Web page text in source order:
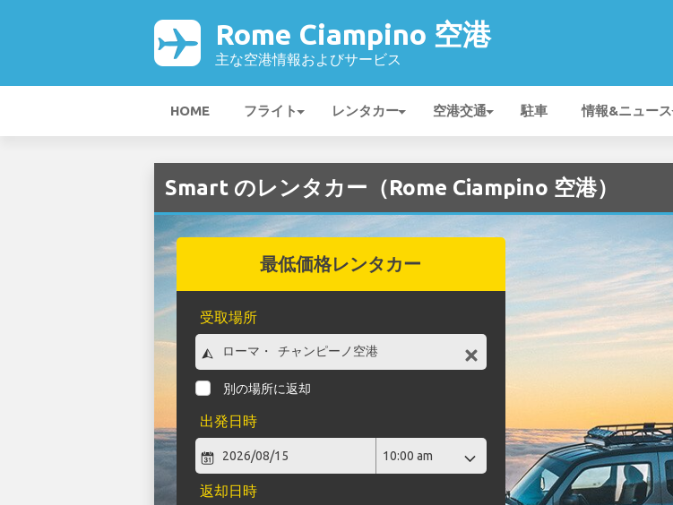
Rome Ciampino 空港
主な空港情報およびサービス
HOME フライト レンタカー 空港交通 駐車 情報&ニュース
Smart のレンタカー（Rome Ciampino 空港）
最低価格レンタカー
受取場所
別の場所に返却
出発日時
返却日時